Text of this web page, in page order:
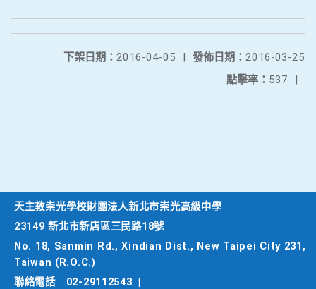
發佈日期： 2016-03-25
下架日期： 2016-04-05
|
點擊率： 537 |
天主教崇光學校財團法人新北市崇光高級中學
23149 新北市新店區三民路18號
No. 18, Sanmin Rd., Xindian Dist., New Taipei City 231,
Taiwan (R.O.C.)
聯絡電話
02-29112543